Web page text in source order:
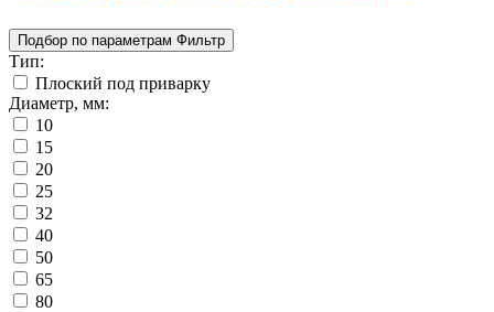
Подбор по параметрам Фильтр
Тип:
Плоский под приварку
Диаметр, мм:
10
15
20
25
32
40
50
65
80